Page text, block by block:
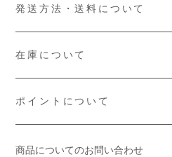
発送方法・送料について
在庫について
ポイントについて
商品についてのお問い合わせ